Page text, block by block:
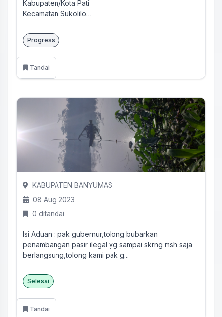
Kabupaten/Kota Pati
Kecamatan Sukolilo
Warga...
Progress
Tandai
KABUPATEN BANYUMAS
08 Aug 2023
0 ditandai
Isi Aduan : pak gubernur,tolong bubarkan
penambangan pasir ilegal yg sampai skrng msh saja
berlangsung,tolong kami pak g...
Selesai
Tandai